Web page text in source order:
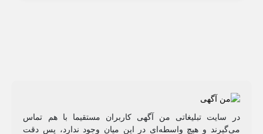
در سایت تبلیغاتی من آگهی کاربران مستقیما با هم تماس
می‌گیرند و هیچ واسطه‌ای در این میان وجود ندارد، پس دقت